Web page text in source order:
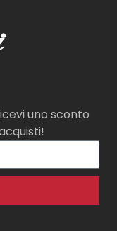
uno sconto